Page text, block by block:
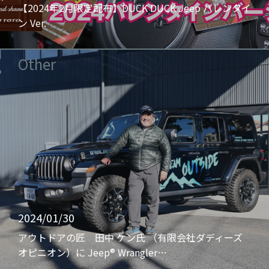
【2024年2月限定配布】DUCK DUCK Jeep バレンタイ
ン Ver.
Other
2024/01/30
アウトドアの匠 田中 ケン氏 （有限会社ダディーズ
オピニオン）に Jeep® Wrangler…